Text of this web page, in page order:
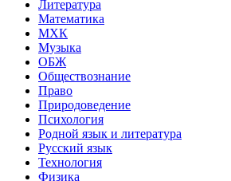
Литература
Математика
МХК
Музыка
ОБЖ
Обществознание
Право
Природоведение
Психология
Родной язык и литература
Русский язык
Технология
Физика